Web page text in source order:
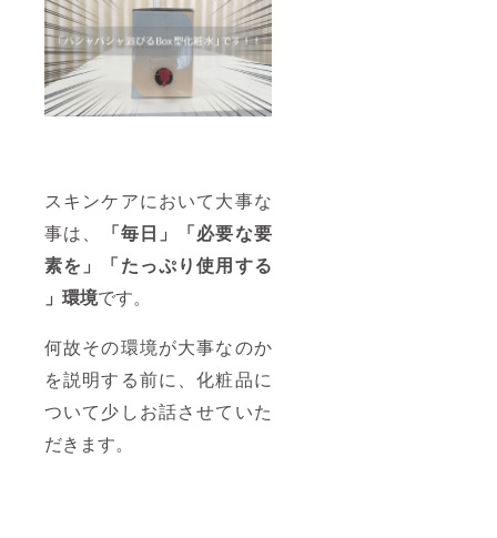
スキンケアにおいて大事な
事は、
「毎日」「必要な要
素を」「たっぷり使用する
」環境です。
何故その環境が大事なのか
を説明する前に、化粧品に
ついて少しお話させていた
だきます。